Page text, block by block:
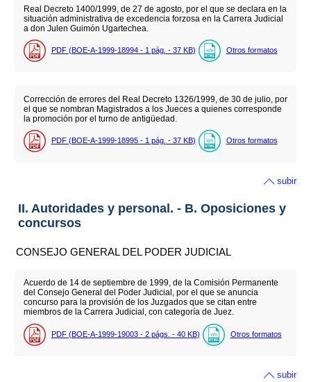
Real Decreto 1400/1999, de 27 de agosto, por el que se declara en la
situación administrativa de excedencia forzosa en la Carrera Judicial
a don Julen Guimón Ugartechea.
PDF (BOE-A-1999-18994 - 1 pág. - 37 KB) Otros formatos
Corrección de errores del Real Decreto 1326/1999, de 30 de julio, por
el que se nombran Magistrados a los Jueces a quienes corresponde
la promoción por el turno de antigüedad.
PDF (BOE-A-1999-18995 - 1 pág. - 37 KB) Otros formatos
subir
II. Autoridades y personal. - B. Oposiciones y
concursos
CONSEJO GENERAL DEL PODER JUDICIAL
Acuerdo de 14 de septiembre de 1999, de la Comisión Permanente
del Consejo General del Poder Judicial, por el que se anuncia
concurso para la provisión de los Juzgados que se citan entre
miembros de la Carrera Judicial, con categoría de Juez.
PDF (BOE-A-1999-19003 - 2 págs. - 40 KB) Otros formatos
subir